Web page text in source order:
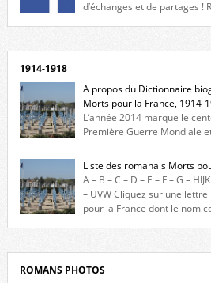
d’échanges et de partages !
1914-1918
A propos du Dictionnaire
Morts pour la France, 1914-
L’année 2014 marque le
Première Guerre Mondiale
biographique veut rendre hommage aux
France durant ce conflit. La base de cette
constituée des noms gravés sur les
l’Hôtel de Ville, du lycée du Dauphiné et du
Liste des romanais Morts
A – B – C – D – E – F – G –
– UVW Cliquez sur une
pour la France dont le nom
ROMANS PHOTOS